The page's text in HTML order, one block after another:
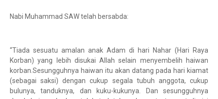
Nabi Muhammad SAW telah bersabda:
“Tiada sesuatu amalan anak Adam di hari Nahar (Hari Raya
Korban) yang lebih disukai Allah selain menyembelih haiwan
korban.Sesungguhnya haiwan itu akan datang pada hari kiamat
(sebagai saksi) dengan cukup segala tubuh anggota, cukup
bulunya, tanduknya, dan kuku-kukunya. Dan sesungguhnya